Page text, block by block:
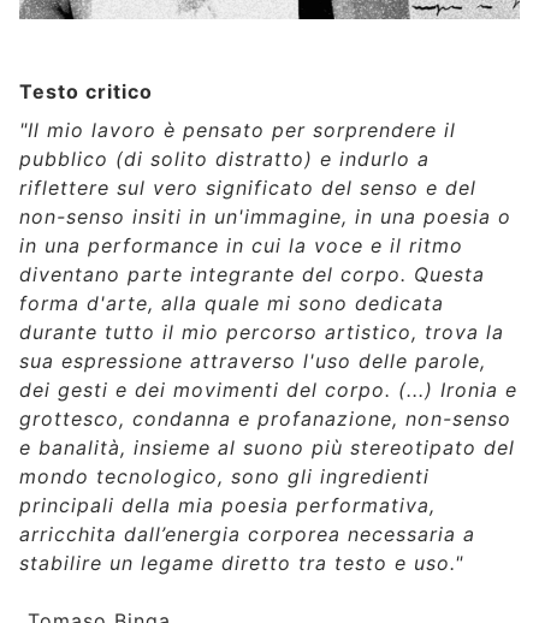
Testo critico
"Il mio lavoro è pensato per sorprendere il
pubblico (di solito distratto) e indurlo a
riflettere sul vero significato del senso e del
non-senso insiti in un'immagine, in una poesia o
in una performance in cui la voce e il ritmo
diventano parte integrante del corpo. Questa
forma d'arte, alla quale mi sono dedicata
durante tutto il mio percorso artistico, trova la
sua espressione attraverso l'uso delle parole,
dei gesti e dei movimenti del corpo. (...) Ironia e
grottesco, condanna e profanazione, non-senso
e banalità, insieme al suono più stereotipato del
mondo tecnologico, sono gli ingredienti
principali della mia poesia performativa,
arricchita dall’energia corporea necessaria a
stabilire un legame diretto tra testo e uso."